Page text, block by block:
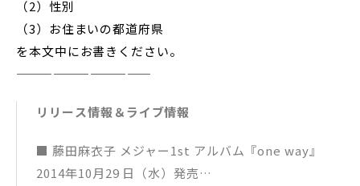
（2）性別
（3）お住まいの都道府県
を本文中にお書きください。
———————————
リリース情報＆ライブ情報
■ 藤田麻衣子 メジャー1st アルバム『one way』
2014年10月29 日（水）発売